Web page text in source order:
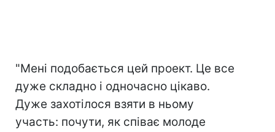
"Мені подобається цей проект. Це все
дуже складно і одночасно цікаво.
Дуже захотілося взяти в ньому
участь: почути, як співає молоде